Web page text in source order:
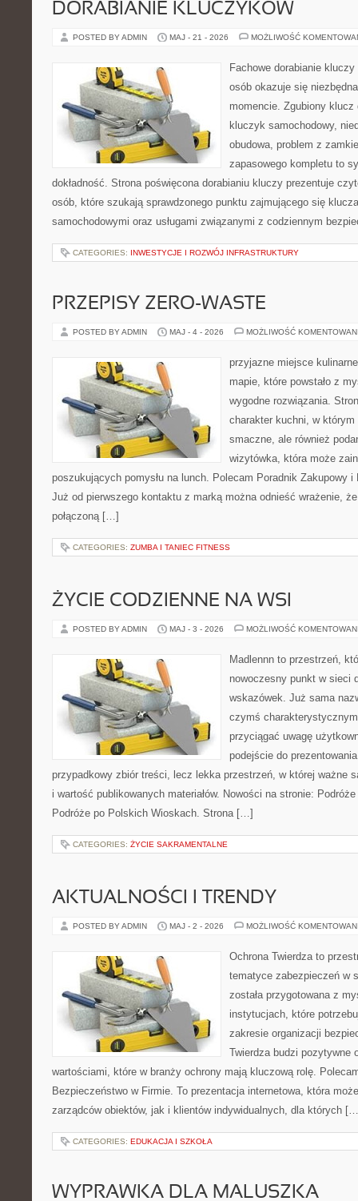
DORABIANIE KLUCZYKÓW
POSTED BY ADMIN MAJ - 21 - 2026 MOŻLIWOŚĆ
Fachowe dorabianie
osób okazuje się
momencie. Zgubiony
kluczyk samochodowy,
obudowa, problem z
zapasowego kompletu to
dokładność. Strona poświęcona dorabianiu kluczy prezentuje
osób, które szukają sprawdzonego punktu zajmującego się
samochodowymi oraz usługami związanymi z codziennym
CATEGORIES: INWESTYCJE I ROZWÓJ INFRASTRUKTURY
PRZEPISY ZERO-WASTE
POSTED BY ADMIN MAJ - 4 - 2026 MOŻLIWOŚĆ
przyjazne miejsce
mapie, które powstało z
wygodne rozwiązania.
charakter kuchni, w
smaczne, ale również
wizytówka, która może
poszukujących pomysłu na lunch. Polecam Poradnik Zakupowy
Już od pierwszego kontaktu z marką można odnieść wrażenie,
połączoną […]
CATEGORIES: ZUMBA I TANIEC FITNESS
ŻYCIE CODZIENNE NA WSI
POSTED BY ADMIN MAJ - 3 - 2026 MOŻLIWOŚĆ
Madlennn to przestrzeń,
nowoczesny punkt w sieci
wskazówek. Już sama
czymś
przyciągać uwagę
podejście do
przypadkowy zbiór treści, lecz lekka przestrzeń, w której ważne
i wartość publikowanych materiałów. Nowości na stronie:
Podróże po Polskich Wioskach. Strona […]
CATEGORIES: ŻYCIE SAKRAMENTALNE
AKTUALNOŚCI I TRENDY
POSTED BY ADMIN MAJ - 2 - 2026 MOŻLIWOŚĆ
Ochrona Twierdza to
tematyce zabezpieczeń w
została przygotowana z
instytucjach, które
zakresie organizacji
Twierdza budzi pozytywne
wartościami, które w branży ochrony mają kluczową rolę.
Bezpieczeństwo w Firmie. To prezentacja internetowa, która
zarządców obiektów, jak i klientów indywidualnych, dla których
CATEGORIES: EDUKACJA I SZKOŁA
WYPRAWKA DLA MALUSZKA